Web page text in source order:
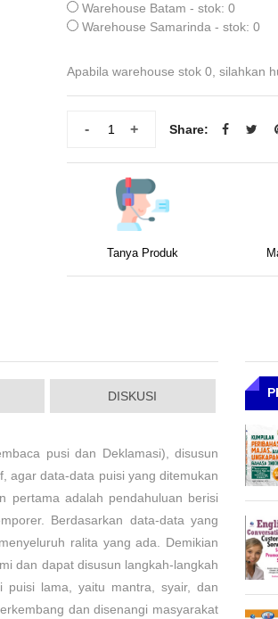
Warehouse Batam - stok: 0
Warehouse Samarinda - stok: 0
Apabila warehouse stok 0, silahkan
+
- Share:
Tanya Produk
DISKUSI
pusi dan Deklamasi), disusun
agar data-data puisi yang ditemukan
pertama adalah pendahuluan berisi
Berdasarkan data-data yang
ralita yang ada. Demikian
dan dapat disusun langkah-langkah
puisi lama, yaitu mantra, syair, dan
dan disenangi masyarakat